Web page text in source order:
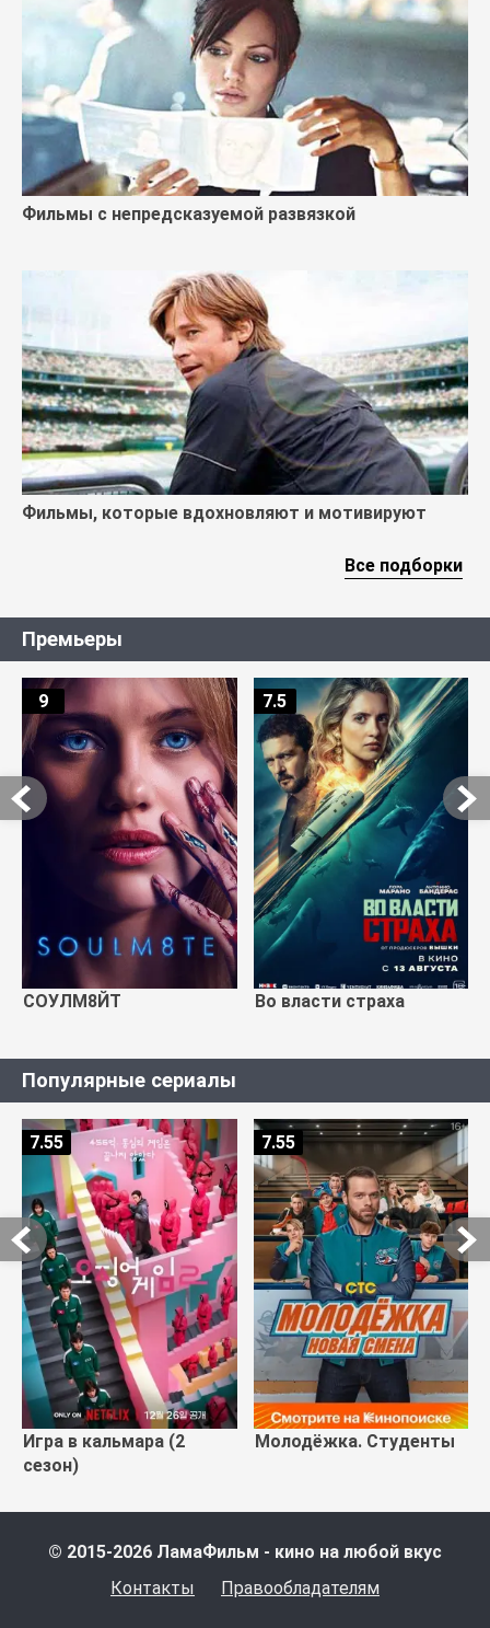
Фильмы с непредсказуемой развязкой
Фильмы, которые вдохновляют и мотивируют
Все подборки
Премьеры
СОУЛМ8ЙТ
9
Во власти страха
7.5
Популярные сериалы
Игра в кальмара (2
сезон)
7.55
Молодёжка. Студенты
7.55
© 2015-2026 ЛамаФильм - кино на любой вкус
Контакты
Правообладателям